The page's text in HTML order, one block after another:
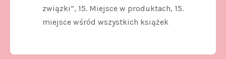
związki”, 15. Miejsce w produktach, 15.
miejsce wśród wszystkich książek